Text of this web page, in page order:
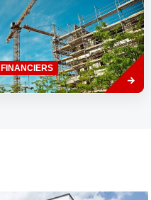
Construction à
Savoir
plus